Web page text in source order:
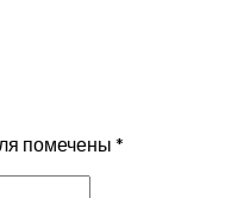
помечены *